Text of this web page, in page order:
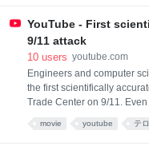
website: 日本語 Click "OK"
view the site in English.
YouTube - First
9/11 attack
10 users youtube.com
Engineers and computer
the first scientifically
Trade Center on 9/11.
movie youtube テロ